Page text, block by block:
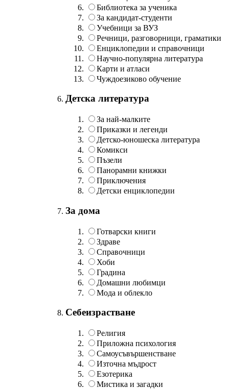
Библиотека за ученика
За кандидат-студенти
Учебници за ВУЗ
Речници, разговорници, граматики
Енциклопедии и справочници
Научно-популярна литература
Карти и атласи
Чуждоезиково обучение
Детска литература
За най-малките
Приказки и легенди
Детско-юношеска литература
Комикси
Пъзели
Панорамни книжки
Приключения
Детски енциклопедии
За дома
Готварски книги
Здраве
Справочници
Хоби
Градина
Домашни любимци
Мода и облекло
Себеизрастване
Религия
Приложна психология
Самоусъвършенстване
Източна мъдрост
Езотерика
Мистика и загадки